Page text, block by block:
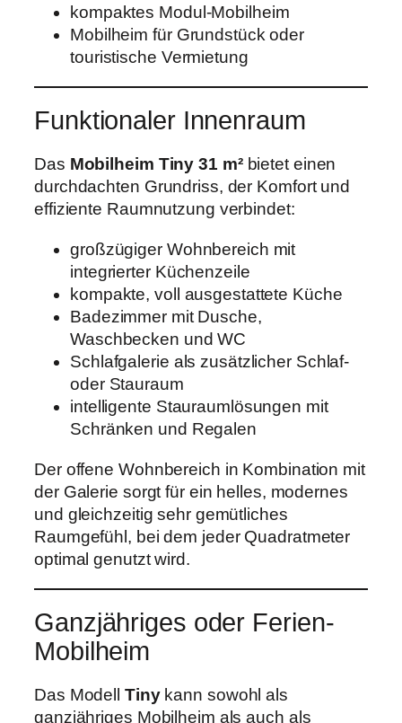
kompaktes Modul-Mobilheim
Mobilheim für Grundstück oder
touristische Vermietung
Funktionaler Innenraum
Das Mobilheim Tiny 31 m²bietet einen
durchdachten Grundriss, der Komfort und
effiziente Raumnutzung verbindet:
großzügiger Wohnbereich mit
integrierter Küchenzeile
kompakte, voll ausgestattete Küche
Badezimmer mit Dusche,
Waschbecken und WC
Schlafgalerie als zusätzlicher Schlaf-
oder Stauraum
intelligente Stauraumlösungen mit
Schränken und Regalen
Der offene Wohnbereich in Kombination mit
der Galerie sorgt für ein helles, modernes
und gleichzeitig sehr gemütliches
Raumgefühl, bei dem jeder Quadratmeter
optimal genutzt wird.
Ganzjähriges oder Ferien-
Mobilheim
Das Modell Tinykann sowohl als
ganzjähriges Mobilheim als auch als